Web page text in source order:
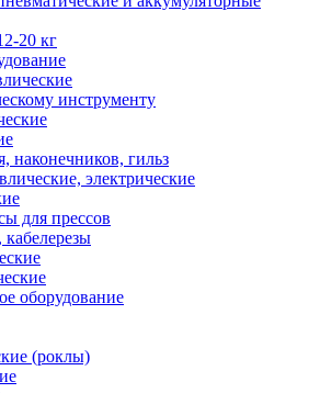
20 кг
инструменту
наконечников, гильз
электрические
для прессов
оборудование
(роклы)